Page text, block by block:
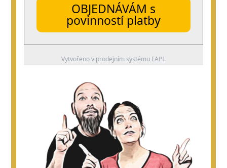
OBJEDNÁVÁM s
povinností platby
Vytvořeno v prodejním systému FAPI.